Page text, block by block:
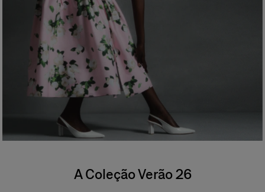
A Coleção Verão 26